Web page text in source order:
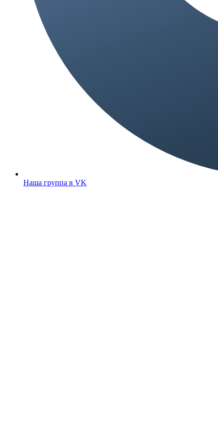
Наша группа в VK